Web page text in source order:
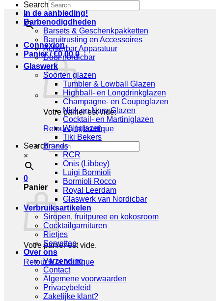
Search
×
Connexion
Panier /€0,00 0
Votre panier est vide.
Retour à la boutique
Search
×
0
Panier
Votre panier est vide.
Retour à la boutique
In de aanbieding!
Barbenodigdheden
Barsets & Geschenkpakketten
Baruitrusting en Accessoires
Achterbar Apparatuur
Door nordicbar
Glaswerk
Soorten glazen
Tumbler & Lowball Glazen
Highball- en Longdrinkglazen
Champagne- en Coupeglazen
Nick en Nora Glazen
Cocktail- en Martiniglazen
Wijnglazen
Tiki Bekers
Brands
RCR
Onis (Libbey)
Luigi Bormioli
Bormioli Rocco
Royal Leerdam
Glaswerk van Nordicbar
Verbruiksartikelen
Siropen, fruitpuree en kokosroom
Cocktailgarnituren
Rietjes
Servetten
Over ons
Verzending
Contact
Algemene voorwaarden
Privacybeleid
Zakelijke klant?